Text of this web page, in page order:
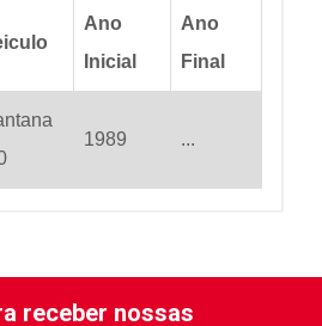
Ano
Inicial
Ano
Final
1989 ...
receber nossas